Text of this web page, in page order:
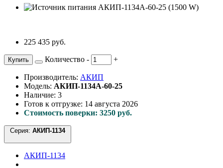
225 435 руб.
Купить Количество - +
Производитель: АКИП
Модель: АКИП-1134А-60-25
Наличие: 3
Готов к отгрузке: 14 августа 2026
Стоимость поверки: 3250 руб.
Серия: АКИП-1134
АКИП-1134